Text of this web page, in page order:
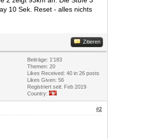
10 Sek. Reset - alles nichts
Zitieren
Beiträge: 1'183
Themen: 20
Likes Received:40 in 26 posts
Likes Given: 56
Registriert seit: Feb 2019
Country:
#2